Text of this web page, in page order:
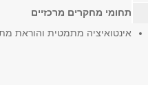
תחומי מחקרים מרכזיים
אינטואיציה מתמטית והוראת